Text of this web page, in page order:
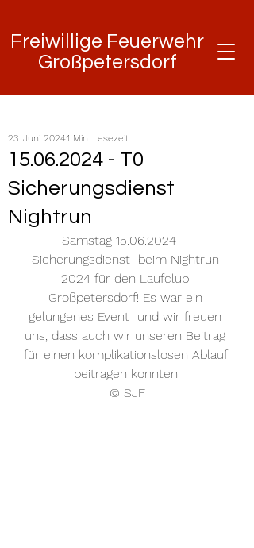
Freiwillige Feuerwehr
Großpetersdorf
Freiwillige Feuerwehr
Großpetersdorf
15.06.2024 - T0
Sicherungsdienst
Nightrun
23. Juni 20241 Min. Lesezeit
Samstag 15.06.2024 –
Sicherungsdienst  beim Nightrun
2024 für den Laufclub
Großpetersdorf! Es war ein
gelungenes Event  und wir freuen
uns, dass auch wir unseren Beitrag
für einen komplikationslosen Ablauf
beitragen konnten.
© SJF